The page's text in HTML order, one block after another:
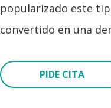
popularizado este
convertido en una
PIDE CITA